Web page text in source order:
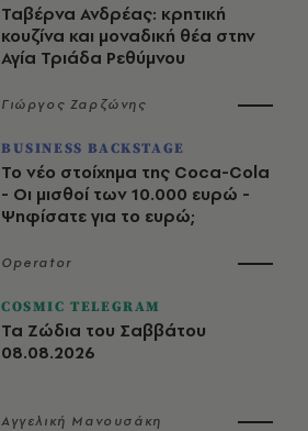
Ταβέρνα Ανδρέας: κρητική
κουζίνα και μοναδική θέα στην
Αγία Τριάδα Ρεθύμνου
Γιώργος Ζαρζώνης
BUSINESS BACKSTAGE
Το νέο στοίχημα της Coca-Cola
- Οι μισθοί των 10.000 ευρώ -
Ψηφίσατε για το ευρώ;
Operator
COSMIC TELEGRAM
Τα Ζώδια του Σαββάτου
08.08.2026
Αγγελική Μανουσάκη